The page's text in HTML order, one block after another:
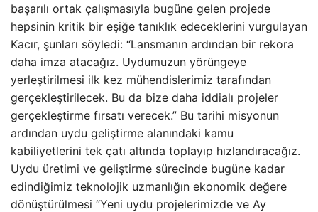
başarılı ortak çalışmasıyla bugüne gelen projede
hepsinin kritik bir eşiğe tanıklık edeceklerini vurgulayan
Kacır, şunları söyledi: “Lansmanın ardından bir rekora
daha imza atacağız. Uydumuzun yörüngeye
yerleştirilmesi ilk kez mühendislerimiz tarafından
gerçekleştirilecek. Bu da bize daha iddialı projeler
gerçekleştirme fırsatı verecek.” Bu tarihi misyonun
ardından uydu geliştirme alanındaki kamu
kabiliyetlerini tek çatı altında toplayıp hızlandıracağız.
Uydu üretimi ve geliştirme sürecinde bugüne kadar
edindiğimiz teknolojik uzmanlığın ekonomik değere
dönüştürülmesi “Yeni uydu projelerimizde ve Ay